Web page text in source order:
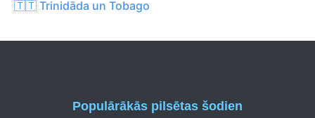
🇹🇹 Trinidāda un Tobago
Populārākās pilsētas šodien